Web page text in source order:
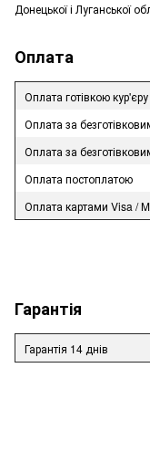
Донецької і Луганської
Оплата
Оплата готівкою кур'єру
Оплата за
Оплата за
Оплата постоплатою
Оплата картами Visa /
Гарантія
Гарантія 14 днів